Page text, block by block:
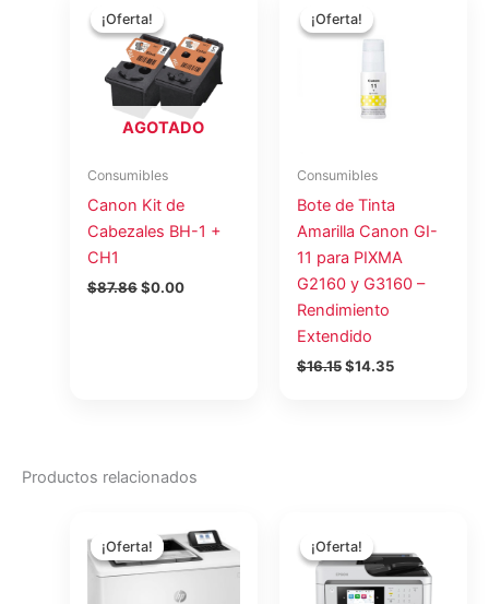
¡Oferta!
AGOTADO
¡Oferta!
Consumibles
Canon Kit de
Cabezales BH-1 +
CH1
$87.86
precio
original
era:
$87.86.
$0.00
es:
$0.00.
¡Oferta!
¡Oferta!
Consumibles
Bote de Tinta
Amarilla Canon GI-
11 para PIXMA
G2160 y G3160 –
Rendimiento
Extendido
$16.15
precio
original
$14.35
Productos relacionados
¡Oferta!
¡Oferta!precio
original
era:
$794.18.
precio
actual
¡Oferta!
¡Oferta!precio
original
era:
$756.59.
actual
es: